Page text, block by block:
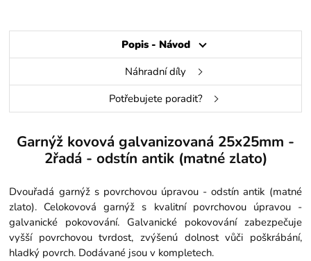
Popis - Návod
Náhradní díly
Potřebujete poradit?
Garnýž kovová galvanizovaná 25x25mm -
2řadá - odstín antik (matné zlato)
Dvouřadá garnýž s povrchovou úpravou - odstín antik (matné
zlato). Celokovová garnýž s kvalitní povrchovou úpravou -
galvanické pokovování. Galvanické pokovování zabezpečuje
vyšší povrchovou tvrdost, zvýšenú dolnost vůči poškrábání,
hladký povrch. Dodávané jsou v kompletech.